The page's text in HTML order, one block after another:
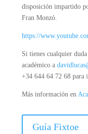
disposición impartido
Fran Monzó.
https://
Si tienes cualquier
académico a
+34 644 64 72 68 para
Más información en
Guía Fixtoe